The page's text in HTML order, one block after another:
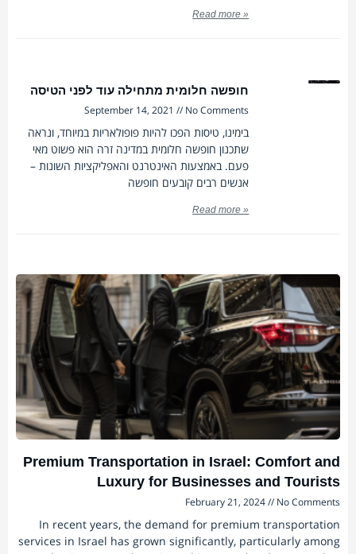
Read more »
חופשה חלומית מתחילה עוד לפני הטיסה
September 14, 2021
No Comments
בימינו, טיסות הפכו להיות פופולאריות במיוחד, ונראה
שתכנון חופשה חלומית במדינה זרה הוא פשוט מאי
פעם. באמצעות האינטרנט והאפליקציות השונות –
אנשים רבים קובעים חופשה
Read more »
Premium Transportation in Israel: Comfort and
Luxury for Businesses and Tourists
February 21, 2024 No Comments
In recent years, the demand for premium transportation
services in Israel has grown significantly, particularly among